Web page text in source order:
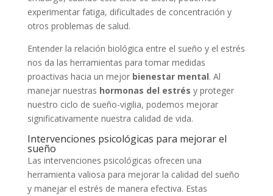
experimentar fatiga, dificultades de concentración y
otros problemas de salud.
Entender la relación biológica entre el sueño y el estrés
nos da las herramientas para tomar medidas
proactivas hacia un mejor bienestar mental. Al
manejar nuestras hormonas del estrés y proteger
nuestro ciclo de sueño-vigilia, podemos mejorar
significativamente nuestra calidad de vida.
Intervenciones psicológicas para mejorar el
sueño
Las intervenciones psicológicas ofrecen una
herramienta valiosa para mejorar la calidad del sueño
y manejar el estrés de manera efectiva. Estas